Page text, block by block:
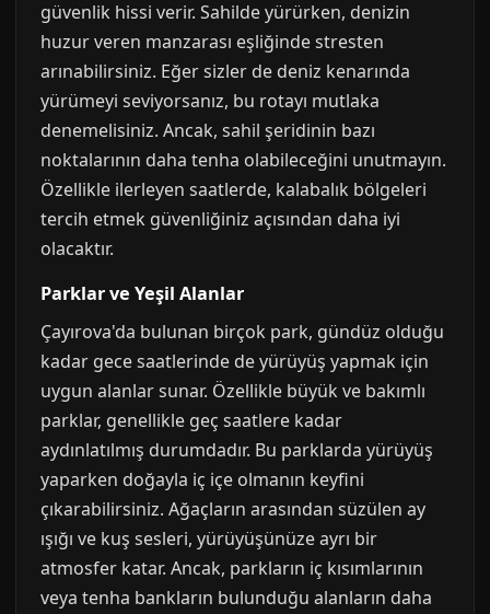
güvenlik hissi verir. Sahilde yürürken, denizin
huzur veren manzarası eşliğinde stresten
arınabilirsiniz. Eğer sizler de deniz kenarında
yürümeyi seviyorsanız, bu rotayı mutlaka
denemelisiniz. Ancak, sahil şeridinin bazı
noktalarının daha tenha olabileceğini unutmayın.
Özellikle ilerleyen saatlerde, kalabalık bölgeleri
tercih etmek güvenliğiniz açısından daha iyi
olacaktır.
Parklar ve Yeşil Alanlar
Çayırova'da bulunan birçok park, gündüz olduğu
kadar gece saatlerinde de yürüyüş yapmak için
uygun alanlar sunar. Özellikle büyük ve bakımlı
parklar, genellikle geç saatlere kadar
aydınlatılmış durumdadır. Bu parklarda yürüyüş
yaparken doğayla iç içe olmanın keyfini
çıkarabilirsiniz. Ağaçların arasından süzülen ay
ışığı ve kuş sesleri, yürüyüşünüze ayrı bir
atmosfer katar. Ancak, parkların iç kısımlarının
veya tenha bankların bulunduğu alanların daha